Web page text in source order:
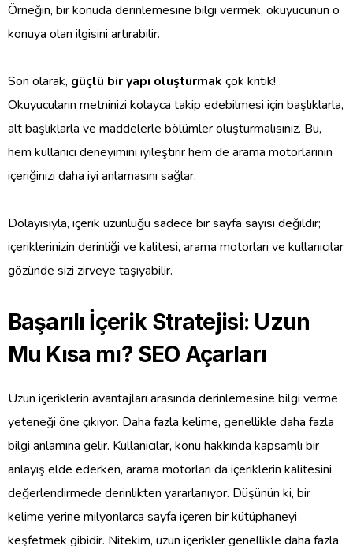
Örneğin, bir konuda derinlemesine bilgi vermek, okuyucunun o
konuya olan ilgisini artırabilir.
Son olarak, güçlü bir yapı oluşturmak çok kritik!
Okuyucuların metninizi kolayca takip edebilmesi için başlıklarla,
alt başlıklarla ve maddelerle bölümler oluşturmalısınız. Bu,
hem kullanıcı deneyimini iyileştirir hem de arama motorlarının
içeriğinizi daha iyi anlamasını sağlar.
Dolayısıyla, içerik uzunluğu sadece bir sayfa sayısı değildir;
içeriklerinizin derinliği ve kalitesi, arama motorları ve kullanıcılar
gözünde sizi zirveye taşıyabilir.
Başarılı İçerik Stratejisi: Uzun
Mu Kısa mı? SEO Açarları
Uzun içeriklerin avantajları arasında derinlemesine bilgi verme
yeteneği öne çıkıyor. Daha fazla kelime, genellikle daha fazla
bilgi anlamına gelir. Kullanıcılar, konu hakkında kapsamlı bir
anlayış elde ederken, arama motorları da içeriklerin kalitesini
değerlendirmede derinlikten yararlanıyor. Düşünün ki, bir
kelime yerine milyonlarca sayfa içeren bir kütüphaneyi
keşfetmek gibidir. Nitekim, uzun içerikler genellikle daha fazla